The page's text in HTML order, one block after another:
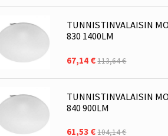
TUNNISTINVALAISIN
830 1400LM
67,14 €113,64 €
TUNNISTINVALAISIN
840 900LM
61,53 €104,14 €